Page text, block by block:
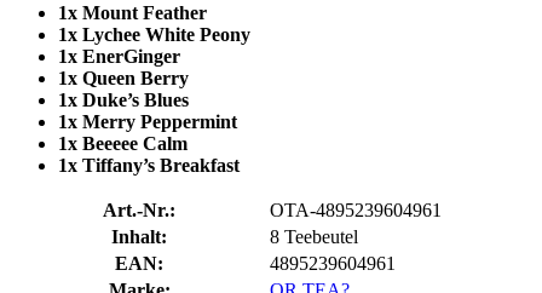
1x Mount Feather
1x Lychee White Peony
1x EnerGinger
1x Queen Berry
1x Duke’s Blues
1x Merry Peppermint
1x Beeeee Calm
1x Tiffany’s Breakfast
Art.-Nr.:
OTA-4895239604961
Inhalt:
8 Teebeutel
EAN:
4895239604961